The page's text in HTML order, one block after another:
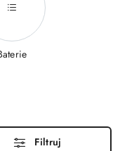
Filtruj